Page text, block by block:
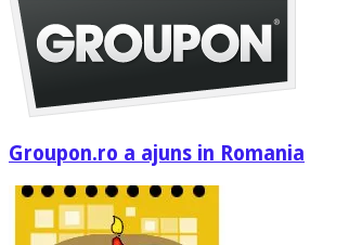
Groupon.ro a ajuns in Romania